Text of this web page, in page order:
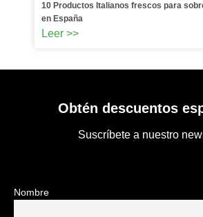
10 Productos Italianos frescos para
en España
Leer >>
Obtén descuentos
Suscríbete a nuestro
Nombre